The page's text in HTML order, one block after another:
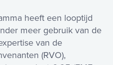
heeft een looptijd
meer gebruik van de
van de
(RVO),